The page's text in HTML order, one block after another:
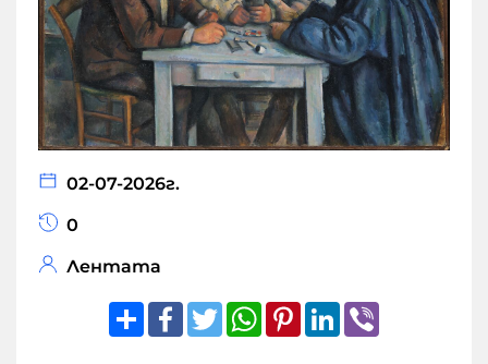
02-07-2026г.
0
Лентата
ShareFacebook
TwitterWhatsApp
Pinterest
LinkedIn